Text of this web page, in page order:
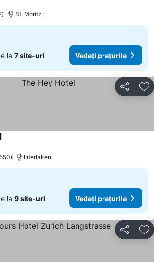
St. Moritz
la 7 site-uri Vedeți prețurile
Distribuiți
Interlaken
la 9 site-uri Vedeți prețurile
Distribuiți